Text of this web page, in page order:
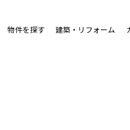
物件を探す 建築・リフォーム